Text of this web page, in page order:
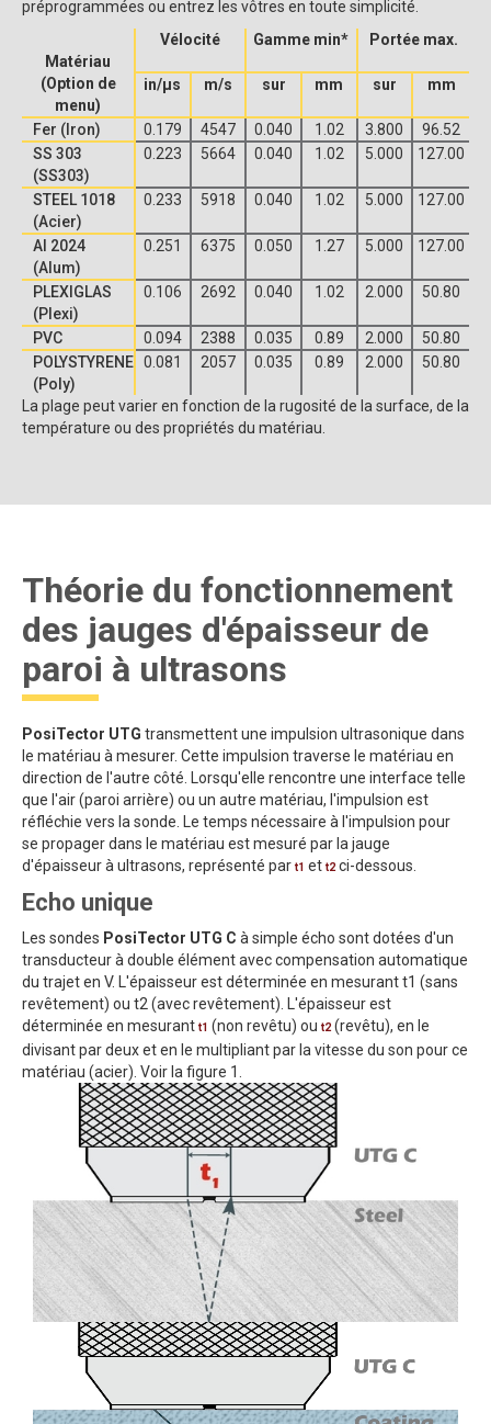
préprogrammées ou entrez les vôtres en toute simplicité.
Matériau
(Option de
menu)
in/μs
Vélocité Gamme min*
m/s
Portée max.
sur mm sur mm
Fer (Iron) 0.179 4547 0.040 1.02 3.800
96.52
SS 303
(SS303)
0.223 5664 0.040 1.02 5.000 127.00
STEEL 1018
(Acier)
0.233 5918 0.040 1.02 5.000 127.00
Al 2024
(Alum)
0.251 6375 0.050 1.27 5.000 127.00
PLEXIGLAS
(Plexi)
0.106 2692 0.040 1.02 2.000 50.80
PVC 0.094 2388 0.035 0.89 2.000
50.80
POLYSTYRENE
(Poly)
0.081 2057 0.035 0.89 2.000 50.80
La plage peut varier en fonction de la rugosité de la surface, de la
température ou des propriétés du matériau.
Théorie du fonctionnement
des jauges d'épaisseur de
paroi à ultrasons
PosiTector UTG transmettent une impulsion ultrasonique dans
le matériau à mesurer. Cette impulsion traverse le matériau en
direction de l'autre côté. Lorsqu'elle rencontre une interface telle
que l'air (paroi arrière) ou un autre matériau, l'impulsion est
réfléchie vers la sonde. Le temps nécessaire à l'impulsion pour
se propager dans le matériau est mesuré par la jauge
d'épaisseur à ultrasons, représenté par t1 et t2 ci-dessous.
Echo unique
Les sondes PosiTector UTG C à simple écho sont dotées d'un
transducteur à double élément avec compensation automatique
du trajet en V. L'épaisseur est déterminée en mesurant t1 (sans
revêtement) ou t2 (avec revêtement). L'épaisseur est
déterminée en mesurant t1 (non revêtu) ou t2 (revêtu), en le
divisant par deux et en le multipliant par la vitesse du son pour ce
matériau (acier). Voir la figure 1.